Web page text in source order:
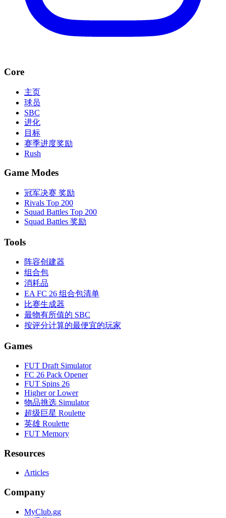
Core
主页
球员
SBC
进化
目标
赛季进度奖励
Rush
Game Modes
冠军决赛 奖励
Rivals Top 200
Squad Battles Top 200
Squad Battles 奖励
Tools
阵容创建器
组合包
消耗品
EA FC 26 组合包清单
比赛生成器
最物有所值的 SBC
按评分计算的最便宜的玩家
Games
FUT Draft Simulator
FC 26 Pack Opener
FUT Spins 26
Higher or Lower
物品挑选 Simulator
超级巨星 Roulette
英雄 Roulette
FUT Memory
Resources
Articles
Company
MyClub.gg